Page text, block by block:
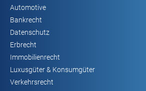
Automotive
Bankrecht
Datenschutz
Erbrecht
Immobilienrecht
Luxusgüter & Konsumgüter
Verkehrsrecht